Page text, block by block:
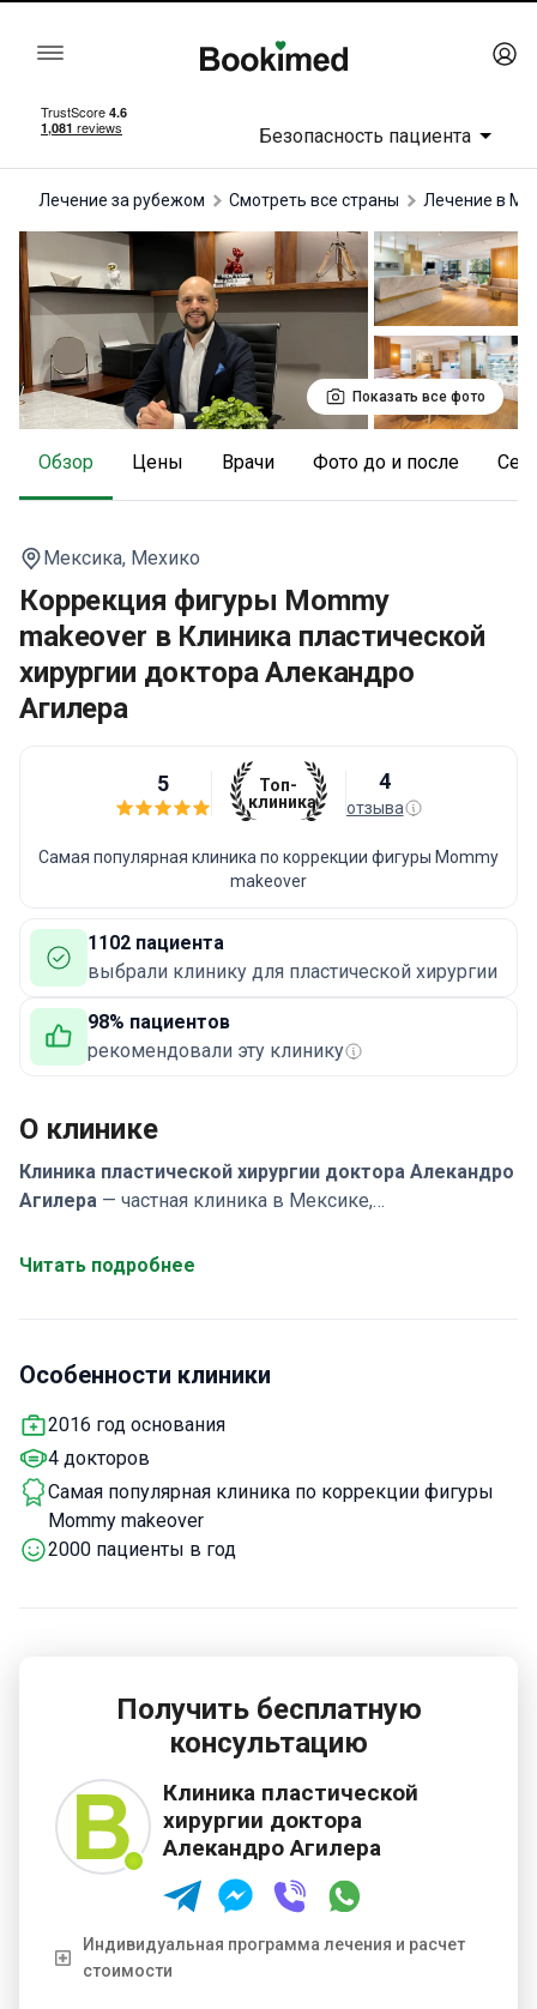
Безопасность пациента
Лечение за рубежом Смотреть все страны лечение в
Показать все фото
Обзор Цены Врачи Фото до и после
Мексика, Мехико
Коррекция фигуры Mommy
makeover в Клиника пластической
хирургии доктора Алекандро
Агилера
5
Топ-
клиника
4
отзыва
Самая популярная клиника по коррекции фигуры Mommy
makeover
1102 пациента
выбрали клинику для пластической хирургии
98% пациентов
рекомендовали эту клинику
О клинике
Клиника пластической хирургии доктора Алекандро
Агилера — частная клиника в Мексике,
реконструктивной хирургии для взрослых. В клинике
международные стандарты качества. Каждая
красоты в безопасной, комфортной и доверительной
обстановке. Клинику ежегодно выбирают около 2 000
пациентов, большинство из которых приезжают из
Латинской Америки, США, Канады и Австралии.
Читать подробнее
Особенности клиники
2016 год основания
4 докторов
Самая популярная клиника по коррекции фигуры
Mommy makeover
2000 пациенты в год
Получить бесплатную
консультацию
Клиника пластической
хирургии доктора
Алекандро Агилера
Индивидуальная программа лечения и расчет
стоимости